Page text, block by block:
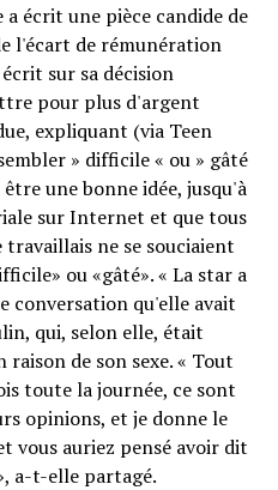
écrit une pièce candide de
l'écart de rémunération
sur sa décision
pour plus d'argent
expliquant (via Teen
» difficile « ou » gâté
une bonne idée, jusqu'à
sur Internet et que tous
travaillais ne se souciaient
ou «gâté». « La star a
conversation qu'elle avait
qui, selon elle, était
de son sexe. « Tout
toute la journée, ce sont
opinions, et je donne le
vous auriez pensé avoir dit
a-t-elle partagé.